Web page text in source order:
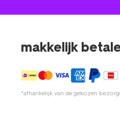
makkelijk
*afhankelijk van de gekozen